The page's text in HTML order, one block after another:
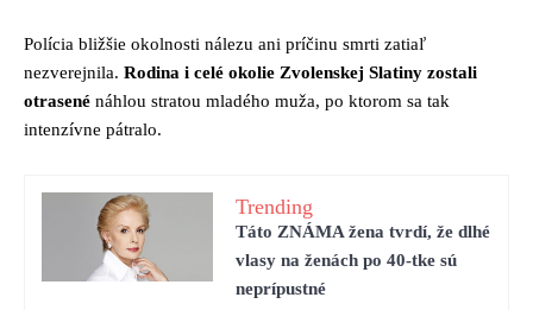
Polícia bližšie okolnosti nálezu ani príčinu smrti zatiaľ
nezverejnila. Rodina i celé okolie Zvolenskej Slatiny zostali
otrasené náhlou stratou mladého muža, po ktorom sa tak
intenzívne pátralo.
Trending
Táto ZNÁMA žena tvrdí, že dlhé
vlasy na ženách po 40-tke sú
neprípustné